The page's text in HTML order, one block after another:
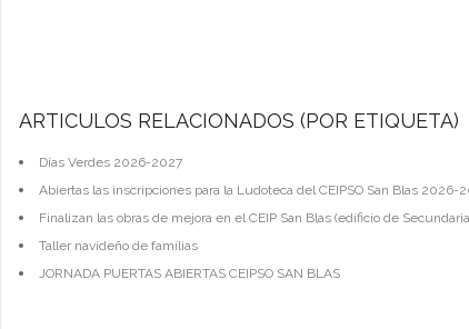
ARTÍCULOS RELACIONADOS (POR ETIQUETA)
Días Verdes 2026-2027
Abiertas las inscripciones para la Ludoteca del CEIPSO San Blas 2026-
Finalizan las obras de mejora en el CEIP San Blas (edificio de
Taller navideño de familias
JORNADA PUERTAS ABIERTAS CEIPSO SAN BLAS